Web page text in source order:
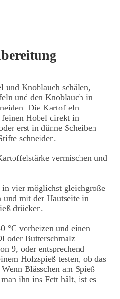
und Knoblauch schälen,
und den Knoblauch in
Die Kartoffeln
Hobel direkt in
erst in dünne Scheiben
schneiden.
vermischen und
in vier möglichst gleichgroße
und mit der Hautseite in
drücken.
°C vorheizen und einen
oder Butterschmalz
9, oder entsprechend
Holzspieß testen, ob das
Blässchen am Spieß
ihn ins Fett hält, ist es